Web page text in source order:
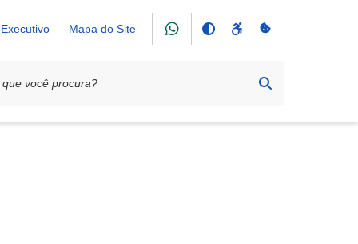
Executivo Mapa do Site